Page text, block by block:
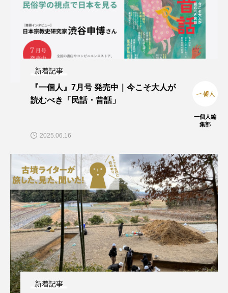
新着記事
『一個人』7月号 発売中｜今こそ大人が
読むべき「民話・昔話」
一個人編
集部
2025.06.16
新着記事